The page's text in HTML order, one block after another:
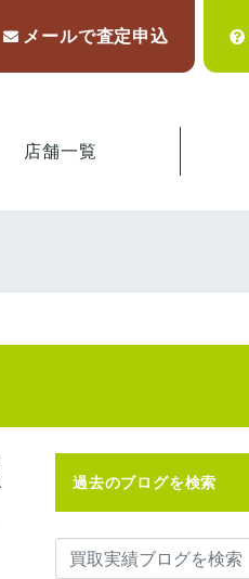
メールで査定申込
店舗一覧
過去のブログを検索